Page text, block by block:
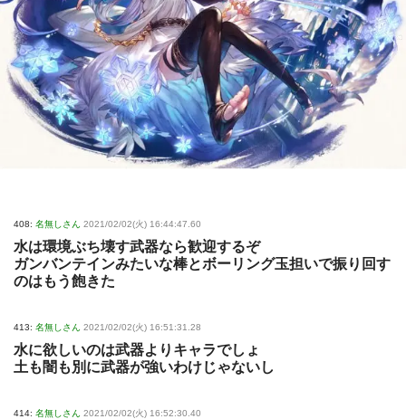
408: 名無しさん 2021/02/02(火) 16:44:47.60
水は環境ぶち壊す武器なら歓迎するぞ
ガンバンテインみたいな棒とボーリング玉担いで振り回す
のはもう飽きた
413: 名無しさん 2021/02/02(火) 16:51:31.28
水に欲しいのは武器よりキャラでしょ
土も闇も別に武器が強いわけじゃないし
414: 名無しさん 2021/02/02(火) 16:52:30.40